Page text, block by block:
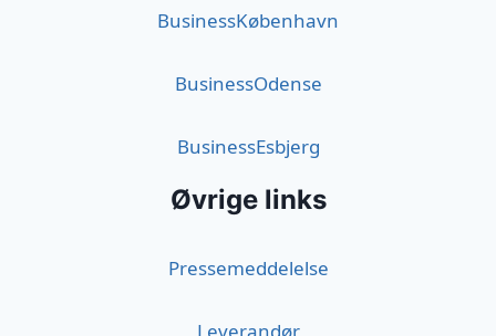
BusinessKøbenhavn
BusinessOdense
BusinessEsbjerg
Øvrige links
Pressemeddelelse